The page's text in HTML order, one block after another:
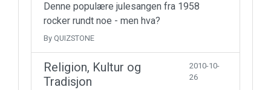
Denne populære julesangen fra 1958
rocker rundt noe - men hva?
By QUIZSTONE
Religion, Kultur og
Tradisjon
2010-10-
26